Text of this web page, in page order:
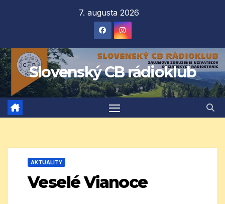
7. augusta 2026
Slovenský CB rádioklub
AKTUALITY
Veselé Vianoce